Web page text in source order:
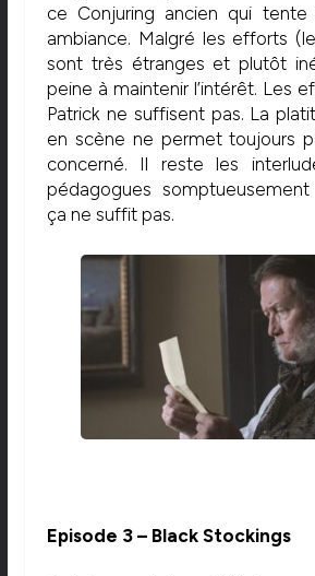
ce Conjuring ancien qui tente
ambiance. Malgré les efforts
sont très étranges et plutôt
peine à maintenir l’intérêt. Les
Patrick ne suffisent pas. La
en scène ne permet toujours
concerné. Il reste les
pédagogues
ça ne suffit pas.
Episode 3 – Black Stockings